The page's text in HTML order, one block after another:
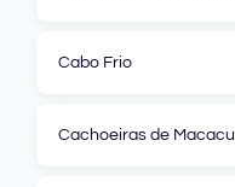
Cabo Frio
Cachoeiras de Macacu